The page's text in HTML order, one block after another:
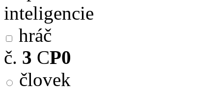
inteligencie
hráč
č. 3 CP0
človek